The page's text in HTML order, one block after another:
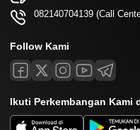
082140704139 (Call
Follow Kami
Ikuti Perkembangan Kami